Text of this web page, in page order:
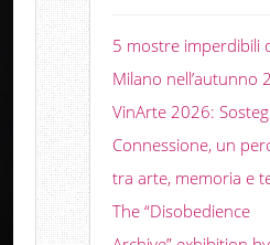
5 mostre imperdibili
Milano nell’autunno
VinArte 2026:
Connessione, un
tra arte, memoria e
The “Disobedience